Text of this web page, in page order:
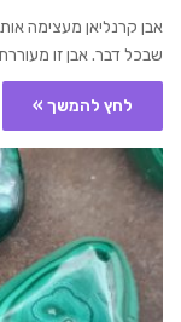
אבן קרנליאן מעצימה
שבכל דבר. אבן זו
לחץ להמשך »